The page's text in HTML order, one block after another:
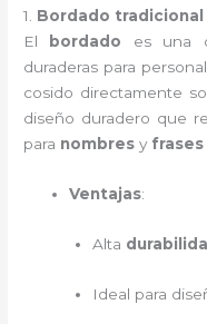
1. Bordado tradicional
El
bordado es una
duraderas para
cosido directamente
diseño duradero que
para nombres y frases
Ventajas:
Alta
Ideal para